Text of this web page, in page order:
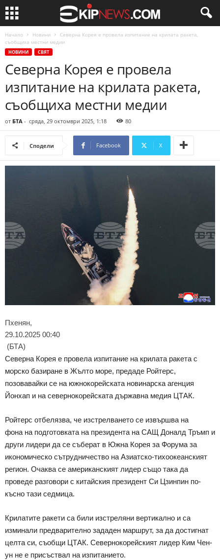
Начало Новини
Северна Корея е провела изпитание на крилата ракета,
съобщиха местни медии
НОВИНИ СВЯТ
Северна Корея е провела
изпитание на крилата ракета,
съобщиха местни медии
от БТА - сряда, 29 октомври 2025, 1:18 80
Сподели Facebook X
Пхенян,
29.10.2025 00:40
(БТА)
Северна Корея е провела изпитание на крилата ракета с
морско базиране в Жълто море, предаде Ройтерс,
позовавайки се на южнокорейската новинарска агенция
Йонхап и на севернокорейската държавна медия ЦТАК.
Ройтерс отбелязва, че изстрелването се извършва на
фона на подготовката на президента на САЩ Доналд Тръмп и
други лидери да се съберат в Южна Корея за Форума за
икономическо сътрудничество на Азиатско-тихоокеанският
регион. Очаква се американският лидер също така да
проведе разговори с китайския президент Си Цзинпин по-
късно тази седмица.
Крилатите ракети са били изстреляни вертикално и са
изминали предварително зададен маршрут, за да достигнат
целта си, съобщи ЦТАК. Севернокорейският лидер Ким Чен-
ун не е присъствал на изпитанието.